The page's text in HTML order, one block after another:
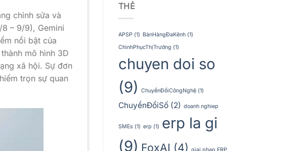
chỉnh sửa và
– 9/9), Gemini
nổi bật của
mô hình 3D
xã hội. Sự đơn
trọn sự quan
THẺ
APSP(1) BánHàngĐaKênh(1)
ChinhPhụcThịTrường (1)
chuyen doi so
(9)
ChuyểnĐổiCôngNghệ(1)
ChuyểnĐổiSố(2) doanh nghiep
SMEs (1) erp (1) erp la gi
(9) FoxAI (4)